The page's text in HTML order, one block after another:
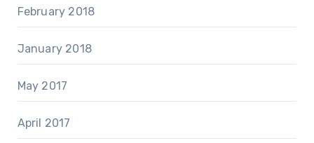
February 2018
January 2018
May 2017
April 2017